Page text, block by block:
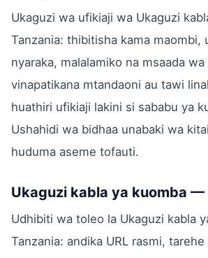
Ukaguzi wa ufikiaji wa Ukaguzi
Tanzania: thibitisha kama maombi,
nyaraka, malalamiko na msaada
vinapatikana mtandaoni au tawi
huathiri ufikiaji lakini si sababu ya
Ushahidi wa bidhaa unabaki wa
huduma aseme tofauti.
Ukaguzi kabla ya kuomba —
Udhibiti wa toleo la Ukaguzi kabla
Tanzania: andika URL rasmi,